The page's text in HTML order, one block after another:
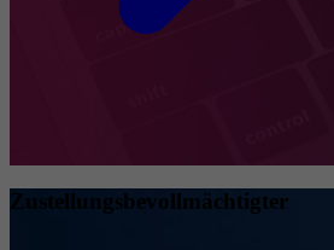
Zustellungsbevollmächtigter